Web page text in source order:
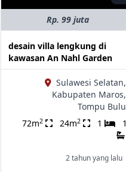
Rp. 99 juta
desain villa lengkung di
kawasan An Nahl Garden
Sulawesi Selatan,
Kabupaten Maros,
Tompu Bulu
72m2 24m2 1 1
2 tahun yang lalu